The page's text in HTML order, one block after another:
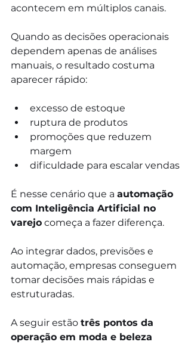
acontecem em múltiplos canais.
Quando as decisões operacionais
dependem apenas de análises
manuais, o resultado costuma
aparecer rápido:
excesso de estoque
ruptura de produtos
promoções que reduzem
margem
dificuldade para escalar vendas
É nesse cenário que a automação
com Inteligência Artificial no
varejo começa a fazer diferença.
Ao integrar dados, previsões e
automação, empresas conseguem
tomar decisões mais rápidas e
estruturadas.
A seguir estão três pontos da
operação em moda e beleza